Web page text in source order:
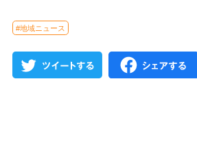
#地域ニュース